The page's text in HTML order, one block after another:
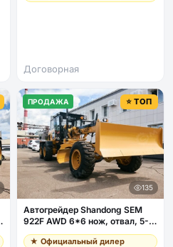
Договорная
ПРОДАЖА ⭐ ТОП
135
Автогрейдер Shandong SEM
922F AWD 6*6 нож, отвал, 5-
ти стоечный рыхлитель
★ Официальный дилер